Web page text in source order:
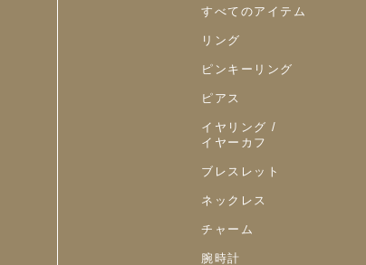
すべてのアイテム
リング
ピンキーリング
ピアス
イヤリング /
イヤーカフ
ブレスレット
ネックレス
チャーム
腕時計